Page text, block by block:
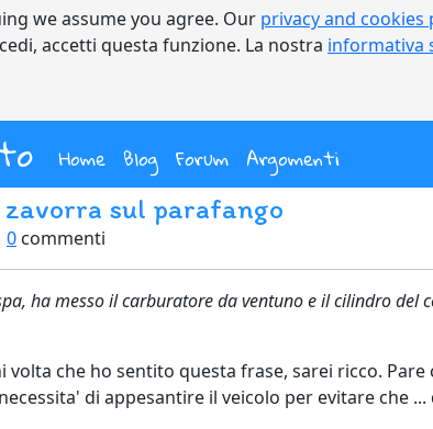
we assume you agree. Our privacy and cookies
accetti questa funzione. La nostra informativa
Home(current)
Blog Forum Argomenti
zavorra sul parafango
0 commenti
ha messo il carburatore da ventuno e il cilindro
volta che ho sentito questa frase, sarei ricco.
di appesantire il veicolo per evitare che ...